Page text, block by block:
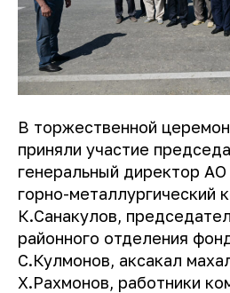
В торжественной
приняли участие
генеральный директор
горно-металлургический
К.Санакулов,
районного отделения
С.Кулмонов, аксакал
Х.Рахмонов, работники